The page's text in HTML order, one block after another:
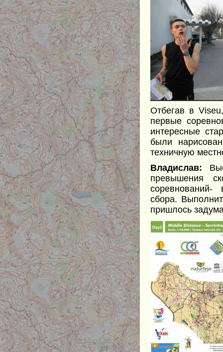
Отбегав в
первые
интересные
были
техничную
Владислав:
превышения
соревнований-
сбора.
пришлось